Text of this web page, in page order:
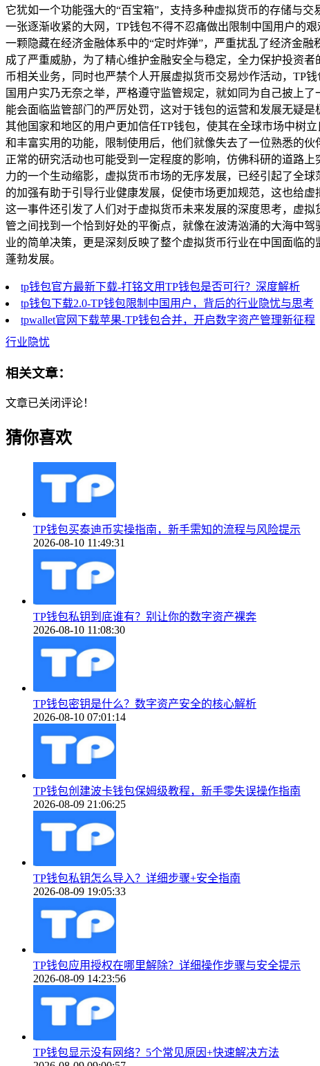
它犹如一个功能强大的“百宝箱”，支持多种虚拟货币的存储与
一张逐渐收紧的大网，TP钱包不得不忍痛做出限制中国用户的
一颗隐藏在经济金融体系中的“定时炸弹”，严重扰乱了经济金
成了严重威胁，为了精心维护金融安全与稳定，全力保护投资
币相关业务，同时也严禁个人开展虚拟货币交易炒作活动，TP
国用户实乃无奈之举，严格遵守监管规定，就如同为自己披上
能会面临监管部门的严厉处罚，这对于钱包的运营和发展无疑
其他国家和地区的用户更加信任TP钱包，使其在全球市场中树
和丰富实用的功能，限制使用后，他们就像失去了一位熟悉的
正常的研究活动也可能受到一定程度的影响，仿佛科研的道路
力的一个生动缩影，虚拟货币市场的无序发展，已经引起了全
的加强有助于引导行业健康发展，促使市场更加规范，这也给
这一事件还引发了人们对于虚拟货币未来发展的深度思考，虚
管之间找到一个恰到好处的平衡点，就像在波涛汹涌的大海中
业的简单决策，更是深刻反映了整个虚拟货币行业在中国面临
蓬勃发展。
tp钱包官方最新下载-打铭文用TP钱包是否可行？深度解析
tp钱包下载2.0-TP钱包限制中国用户，背后的行业隐忧与思考
tpwallet官网下载苹果-TP钱包合并，开启数字资产管理新征程
行业隐忧
相关文章：
文章已关闭评论！
猜你喜欢
TP钱包买泰迪币实操指南，新手需知的流程与风险提示
2026-08-10 11:49:31
TP钱包私钥到底谁有？别让你的数字资产裸奔
2026-08-10 11:08:30
TP钱包密钥是什么？数字资产安全的核心解析
2026-08-10 07:01:14
TP钱包创建波卡钱包保姆级教程，新手零失误操作指南
2026-08-09 21:06:25
TP钱包私钥怎么导入？详细步骤+安全指南
2026-08-09 19:05:33
TP钱包应用授权在哪里解除？详细操作步骤与安全提示
2026-08-09 14:23:56
TP钱包显示没有网络？5个常见原因+快速解决方法